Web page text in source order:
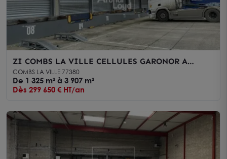
ZI COMBS LA VILLE CELLULES GARONOR A
LOUER
COMBS LA VILLE 77380
De 1 325 m² à 3 907 m²
Dès 299 650 € HT/an